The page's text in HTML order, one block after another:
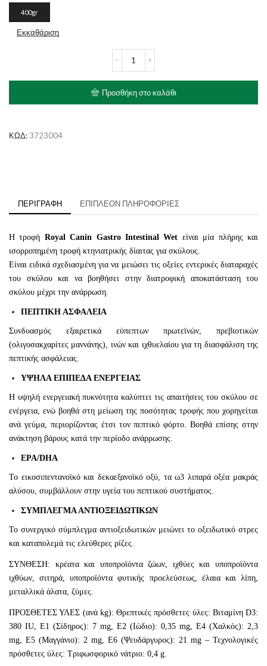
400gr
Εκκαθάριση
CANIN
Gastrointestinal
ποσότητα
Προσθήκη στο καλάθι
ΚΩΔ: 3723004
ΠΕΡΙΓΡΑΦΉ ΕΠΙΠΛΈΟΝ ΠΛΗΡΟΦΟΡΊΕΣ
Η τροφή Royal Canin GastroIntestinalWet είναι μία πλήρης και
ισορροπημένη τροφή κτηνιατρικής δίαιτας για σκύλους.
Είναι ειδικά σχεδιασμένη για να μειώσει τις οξείες εντερικές διαταραχές
του σκύλου και να βοηθήσει στην διατροφική αποκατάσταση του
σκύλου μέχρι την ανάρρωση.
ΠΕΠΤΙΚΗ ΑΣΦΑΛΕΙΑ
Συνδυασμός εξαιρετικά εύπεπτων πρωτεϊνών, πρεβιοτικών
(ολιγοσακχαρίτες μαννάνης), ινών και ιχθυελαίου για τη διασφάλιση της
πεπτικής ασφάλειας.
ΥΨΗΛΑ ΕΠΙΠΕΔΑ ΕΝΕΡΓΕΙΑΣ
Η υψηλή ενεργειακή πυκνότητα καλύπτει τις απαιτήσεις του σκύλου σε
ενέργεια, ενώ βοηθά στη μείωση της ποσότητας τροφής που χορηγείται
ανά γεύμα, περιορίζοντας έτσι τον πεπτικό φόρτο. Βοηθά επίσης στην
ανάκτηση βάρους κατά την περίοδο ανάρρωσης.
EPA/DHA
Το εικοσιπεντανοϊκό και δεκαεξανοϊκό οξύ, τα ω3 λιπαρά οξέα μακράς
αλύσου, συμβάλλουν στην υγεία του πεπτικού συστήματος.
ΣΥΜΠΛΕΓΜΑ ΑΝΤΙΟΞΕΙΔΩΤΙΚΩΝ
Το συνεργικό σύμπλεγμα αντιοξειδωτικών μειώνει το οξειδωτικό στρες
και καταπολεμά τις ελεύθερες ρίζες.
ΣΥΝΘΕΣΗ: κρέατα και υποπροϊόντα ζώων, ιχθύες και υποπροϊόντα
ιχθύων, σιτηρά, υποπροϊόντα φυτικής προελεύσεως, έλαια και λίπη,
μεταλλικά άλατα, ζύμες.
ΠΡΟΣΘΕΤΕΣ ΥΛΕΣ (ανά kg): Θρεπτικές πρόσθετες ύλες: Βιταμίνη D3:
380 IU, E1 (Σίδηρος): 7 mg, E2 (Ιώδιο): 0,35 mg, E4 (Χαλκός): 2,3
mg, E5 (Μαγγάνιο): 2 mg, E6 (Ψευδάργυρος): 21 mg – Τεχνολογικές
πρόσθετες ύλες: Τριφωσφορικό νάτριο: 0,4 g.